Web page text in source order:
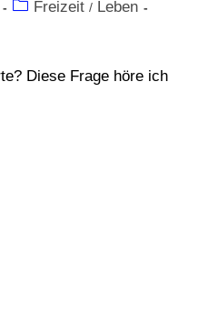
Freizeit / Leben
Diese Frage höre ich